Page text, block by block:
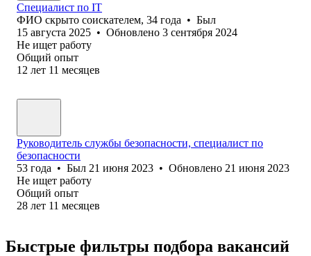
Специалист по IT
ФИО скрыто соискателем, 34 года • Был
15 августа 2025 • Обновлено 3 сентября 2024
Не ищет работу
Общий опыт
12 лет 11 месяцев
Руководитель службы безопасности, специалист по
безопасности
53 года • Был 21 июня 2023 • Обновлено 21 июня 2023
Не ищет работу
Общий опыт
28 лет 11 месяцев
Быстрые фильтры подбора вакансий